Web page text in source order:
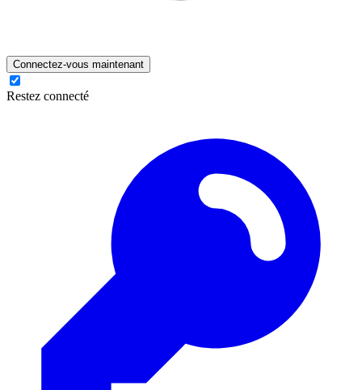
Connectez-vous maintenant
Restez connecté